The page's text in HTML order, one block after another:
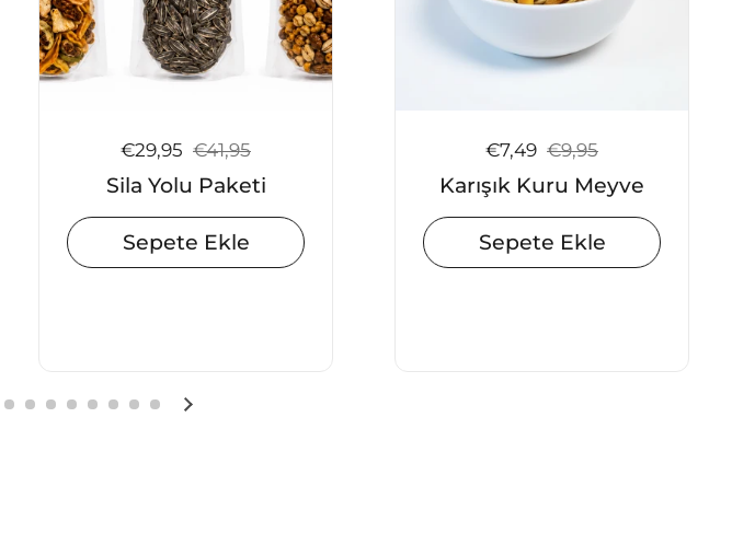
Satış fiyatı:
€29,95 Normal fiyat:
€41,95
Sila Yolu Paketi
Sepete Ekle
Satış fiyatı:
€7,49 Normal fiyat:
€9,95
Karışık Kuru Meyve
Sepete Ekle
Sonraki slayt